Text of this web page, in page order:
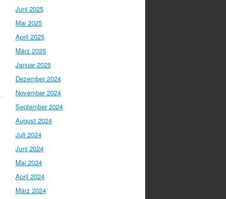
Juni 2025
Mai 2025
April 2025
März 2025
Januar 2025
Dezember 2024
November 2024
September 2024
August 2024
Juli 2024
Juni 2024
Mai 2024
April 2024
März 2024